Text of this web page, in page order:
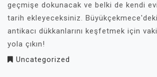
geçmişe dokunacak ve belki de kendi
tarih ekleyeceksiniz.
antikacı dükkanlarını keşfetmek için
yola çıkın!
Uncategorized